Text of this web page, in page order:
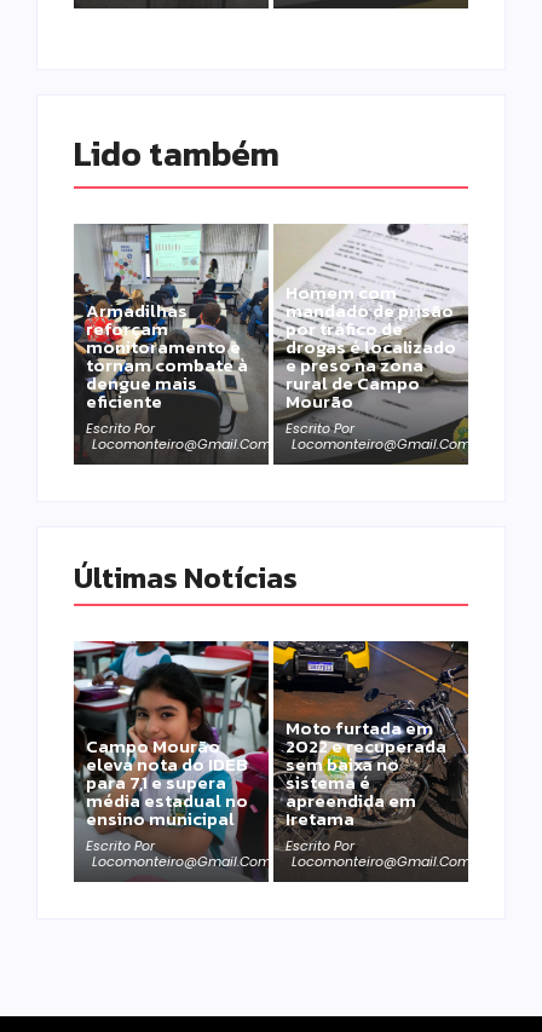
Lido também
Armadilhas
reforçam
monitoramento e
tornam combate à
dengue mais
eficiente
Escrito Por
Locomonteiro@gmail.com
Homem com
mandado de prisão
por tráfico de
drogas é localizado
e preso na zona
rural de Campo
Mourão
Escrito Por
Locomonteiro@gmail.com
Últimas Notícias
Campo Mourão
eleva nota do IDEB
para 7,1 e supera
média estadual no
ensino municipal
Escrito Por
Locomonteiro@gmail.com
Moto furtada em
2022 e recuperada
sem baixa no
sistema é
apreendida em
Iretama
Escrito Por
Locomonteiro@gmail.com